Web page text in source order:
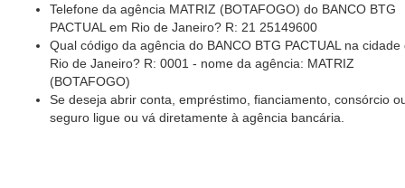
Telefone da agência MATRIZ (BOTAFOGO) do BANCO BTG
PACTUAL em Rio de Janeiro? R: 21 25149600
Qual código da agência do BANCO BTG PACTUAL na cidade
Rio de Janeiro? R: 0001 - nome da agência: MATRIZ
(BOTAFOGO)
Se deseja abrir conta, empréstimo, fianciamento, consórcio
seguro ligue ou vá diretamente à agência bancária.